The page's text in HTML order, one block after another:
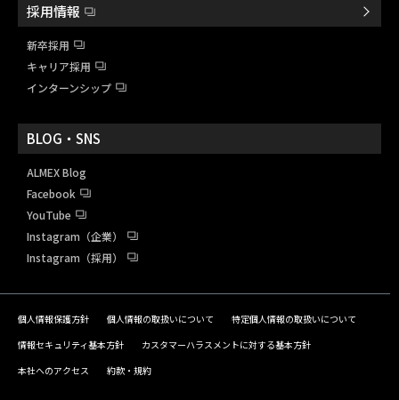
採用情報
新卒採用
キャリア採用
インターンシップ
BLOG・SNS
ALMEX Blog
Facebook
YouTube
Instagram（企業）
Instagram（採用）
個人情報保護方針 個人情報の取扱いについて
特定個人情報の取扱いについて
情報セキュリティ基本方針
カスタマーハラスメントに対する基本方針
本社へのアクセス
約款・規約